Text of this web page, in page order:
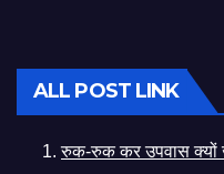
ALL POST LINK
रुक-रुक कर उपवास क्यों